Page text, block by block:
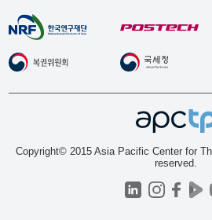
Copyright© 2015 Asia Pacific Center for
reserved.